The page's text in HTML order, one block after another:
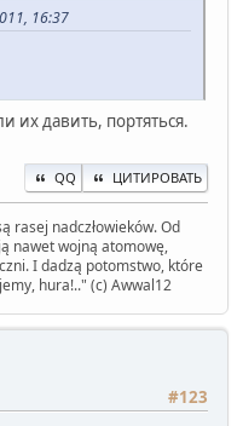
16:37
их давить, портяться.
QQ ЦИТИРОВАТЬ
rasej nadczłowieków. Od
nawet wojną atomowę,
I dadzą potomstwo, które
hura!.." (c) Awwal12
#123